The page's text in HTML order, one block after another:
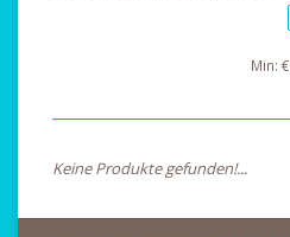
Min: €
Keine Produkte gefunden!...